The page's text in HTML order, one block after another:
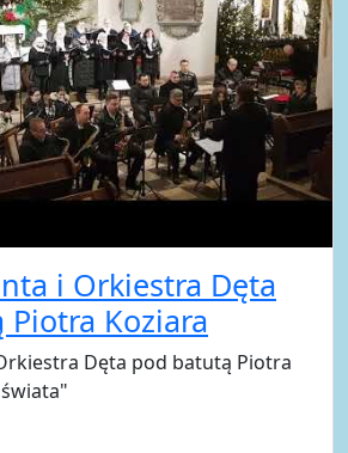
i Orkiestra Dęta
Koziara
Dęta pod batutą Piotra